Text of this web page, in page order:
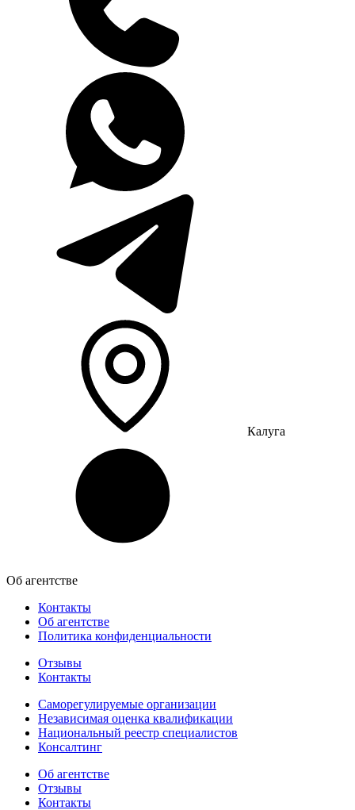
Калуга
Об агентстве
Контакты
Об агентстве
Политика конфиденциальности
Отзывы
Контакты
Саморегулируемые организации
Независимая оценка квалификации
Национальный реестр специалистов
Консалтинг
Об агентстве
Отзывы
Контакты